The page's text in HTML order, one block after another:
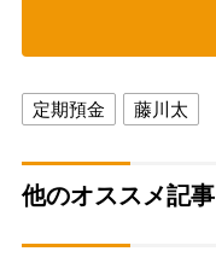
定期預金 藤川太
他のオススメ記事